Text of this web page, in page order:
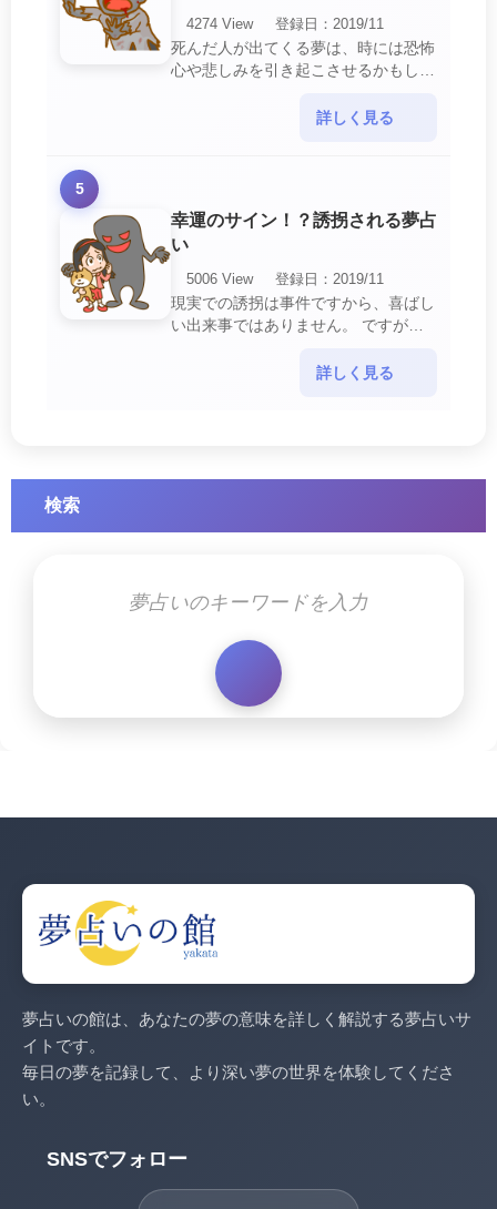
4274 View
登録日：2019/11
死んだ人が出てくる夢は、時には恐怖
心や悲しみを引き起こさせるかもしれ
意して欲しいメッセージや警告を伝え
詳しく見る
5
幸運のサイン！？誘拐される夢占
い
5006 View
登録日：2019/11
現実での誘拐は事件ですから、喜ばし
い出来事ではありません。 ですが、
詳しく見る
検索
夢占いの館は、あなたの夢の意味を詳しく解説する夢占いサ
イトです。
毎日の夢を記録して、より深い夢の世界を体験してくださ
い。
SNSでフォロー